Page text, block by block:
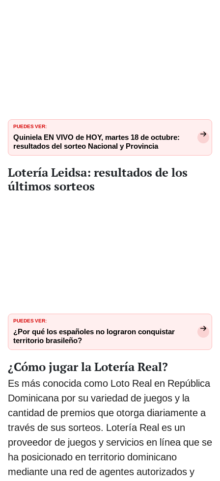
PUEDES VER:
Quiniela EN VIVO de HOY, martes 18 de octubre:
resultados del sorteo Nacional y Provincia
Lotería Leidsa: resultados de los
últimos sorteos
PUEDES VER:
¿Por qué los españoles no lograron conquistar
territorio brasileño?
¿Cómo jugar la Lotería Real?
Es más conocida como Loto Real en República
Dominicana por su variedad de juegos y la
cantidad de premios que otorga diariamente a
través de sus sorteos. Lotería Real es un
proveedor de juegos y servicios en línea que se
ha posicionado en territorio dominicano
mediante una red de agentes autorizados y